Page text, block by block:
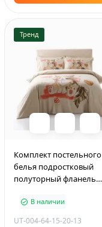
Тренд
Комплект постельного
белья подростковый
полуторный фланель
BeauthyВ наличии
UT-004-64-15-20-13